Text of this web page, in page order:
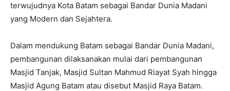
terwujudnya Kota Batam sebagai Bandar Dunia Madani
yang Modern dan Sejahtera.
Dalam mendukung Batam sebagai Bandar Dunia Madani,
pembangunan dilaksanakan mulai dari pembangunan
Masjid Tanjak, Masjid Sultan Mahmud Riayat Syah hingga
Masjid Agung Batam atau disebut Masjid Raya Batam.